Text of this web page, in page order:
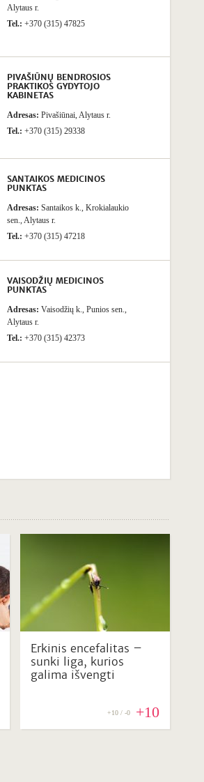
Alytaus r.
Tel.: +370 (315) 47825
PIVAŠIŪNŲ BENDROSIOS
PRAKTIKOS GYDYTOJO
KABINETAS
Adresas: Pivašiūnai, Alytaus r.
Tel.: +370 (315) 29338
SANTAIKOS MEDICINOS
PUNKTAS
Adresas: Santaikos k., Krokialaukio
sen., Alytaus r.
Tel.: +370 (315) 47218
VAISODŽIŲ MEDICINOS
PUNKTAS
Adresas: Vaisodžių k., Punios sen.,
Alytaus r.
Tel.: +370 (315) 42373
Erkinis encefalitas –
sunki liga, kurios
galima išvengti
+10 / -0 +10